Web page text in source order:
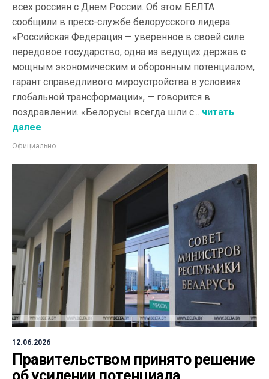
всех россиян с Днем России. Об этом БЕЛТА
сообщили в пресс-службе белорусского лидера.
«Российская Федерация — уверенное в своей силе
передовое государство, одна из ведущих держав с
мощным экономическим и оборонным потенциалом,
гарант справедливого мироустройства в условиях
глобальной трансформации», — говорится в
поздравлении. «Белорусы всегда шли с... читать
далее
Официально
12.06.2026
Правительством принято решение